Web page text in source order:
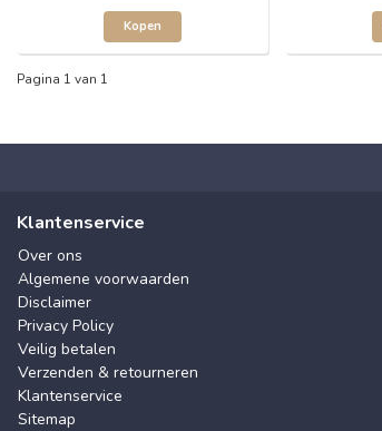
Kopen
Pagina 1 van 1
Klantenservice
Over ons
Algemene voorwaarden
Disclaimer
Privacy Policy
Veilig betalen
Verzenden & retourneren
Klantenservice
Sitemap